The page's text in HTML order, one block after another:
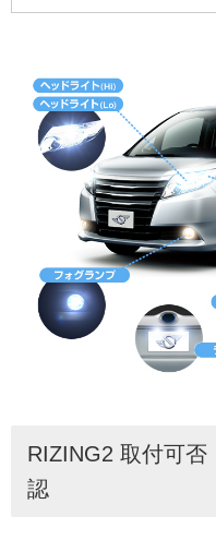
RIZING2 取付可否
認